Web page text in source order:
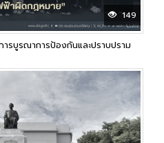
149
ารบูรณาการป้องกันและปราบปราม